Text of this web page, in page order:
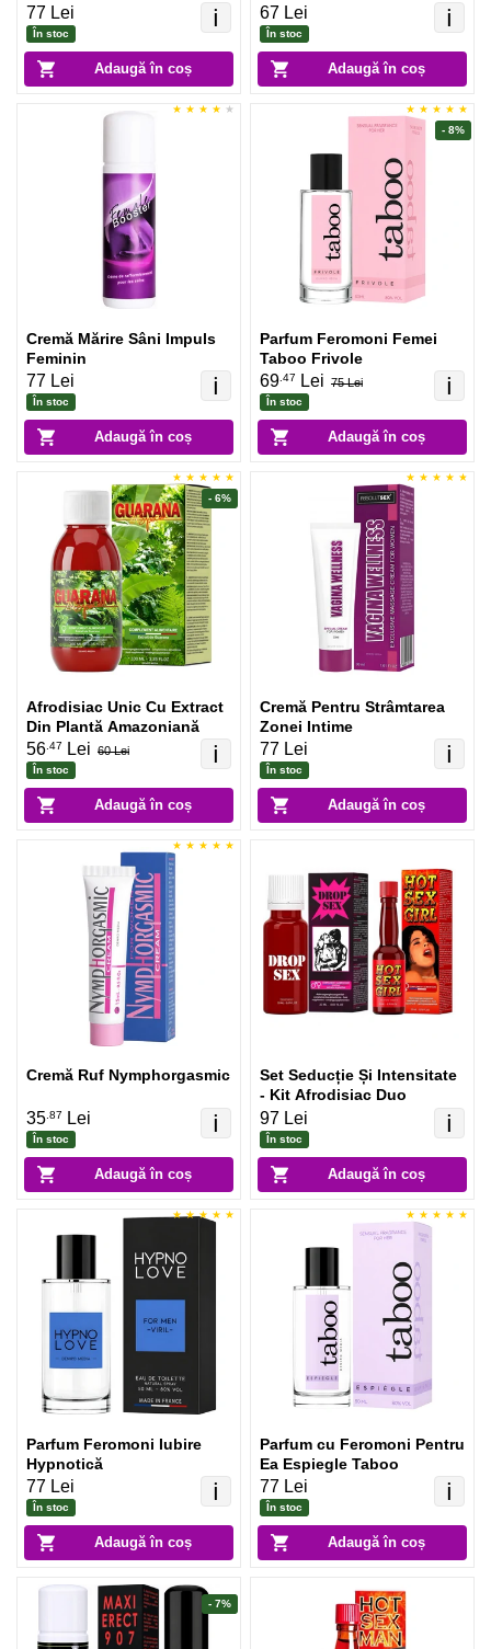
Adaugă în coș
ℹ️
77 Lei
În stoc
Adaugă în coș
ℹ️
67 Lei
În stoc
Adaugă în coș
ℹ️
Cremă Mărire Sâni Impuls
Feminin
77 Lei
În stoc
Adaugă în coș
ℹ️
Parfum Feromoni Femei
Taboo Frivole
69 .47 Lei 75 Lei
În stoc
- 8%
Adaugă în coș
ℹ️
Afrodisiac Unic Cu Extract
Din Plantă Amazoniană
56 .47 Lei 60 Lei
În stoc
- 6%
Adaugă în coș
ℹ️
Cremă Pentru Strâmtarea
Zonei Intime
77 Lei
În stoc
Adaugă în coș
ℹ️
Cremă Ruf Nymphorgasmic
35 .87 Lei
În stoc
Adaugă în coș
ℹ️
Set Seducție Și Intensitate
- Kit Afrodisiac Duo
97 Lei
În stoc
Adaugă în coș
ℹ️
Parfum Feromoni Iubire
Hypnotică
77 Lei
În stoc
Adaugă în coș
ℹ️
Parfum cu Feromoni Pentru
Ea Espiegle Taboo
77 Lei
În stoc
- 7%